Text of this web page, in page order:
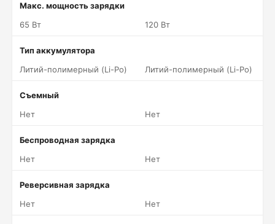
Макс. мощность зарядки
65 Вт
120 Вт
Тип аккумулятора
Литий-полимерный (Li-Po)
Литий-полимерный (Li-Po)
Съемный
Нет
Нет
Беспроводная зарядка
Нет
Нет
Реверсивная зарядка
Нет
Нет